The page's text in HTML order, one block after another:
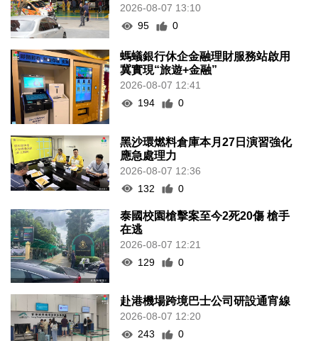
2026-08-07 13:10
95
0
螞蟻銀行休企金融理財服務站啟用
冀實現“旅遊+金融”
2026-08-07 12:41
194
0
黑沙環燃料倉庫本月27日演習強化
應急處理力
2026-08-07 12:36
132
0
泰國校園槍擊案至今2死20傷 槍手
在逃
2026-08-07 12:21
129
0
赴港機場跨境巴士公司研設通宵線
2026-08-07 12:20
243
0